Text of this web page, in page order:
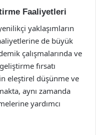
Faaliyetleri
yaklaşımların
de büyük
çalışmalarında ve
fırsatı
eleştirel düşünme ve
aynı zamanda
yardımcı